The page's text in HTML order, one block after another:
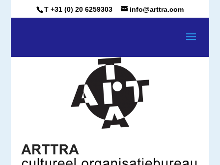
T +31 (0) 20 6259303 info@arttra.com